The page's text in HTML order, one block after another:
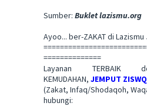
Sumber: Buklet lazismu.org
Ayoo... ber-ZAKAT di
==============
Layanan TERBAIK
KEMUDAHAN, JEMPUT ZISWQ
(Zakat, Infaq/Shodaqoh,
hubungi: